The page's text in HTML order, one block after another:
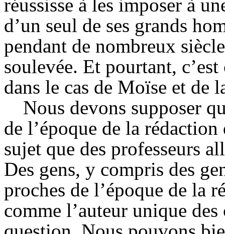
réussisse à les imposer à
d’un seul de ses grands
pendant de nombreux
soulevée. Et pourtant,
dans le cas de Moïse et de
Nous devons supposer
de l’époque de la
sujet que des professeurs
Des gens, y compris des
proches de l’époque de la
comme l’auteur unique